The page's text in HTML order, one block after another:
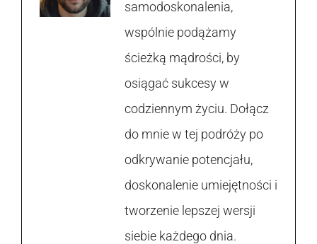
samodoskonalenia,
wspólnie podążamy
ścieżką mądrości, by
osiągać sukcesy w
codziennym życiu. Dołącz
do mnie w tej podróży po
odkrywanie potencjału,
doskonalenie umiejętności i
tworzenie lepszej wersji
siebie każdego dnia.